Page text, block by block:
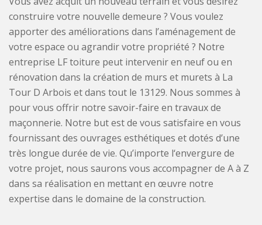
construire votre nouvelle demeure ? Vous voulez
apporter des améliorations dans l’aménagement de
votre espace ou agrandir votre propriété ? Notre
entreprise LF toiture peut intervenir en neuf ou en
rénovation dans la création de murs et murets à La
Tour D Arbois et dans tout le 13129. Nous sommes à
pour vous offrir notre savoir-faire en travaux de
maçonnerie. Notre but est de vous satisfaire en vous
fournissant des ouvrages esthétiques et dotés d’une
très longue durée de vie. Qu’importe l‘envergure de
votre projet, nous saurons vous accompagner de A à Z
dans sa réalisation en mettant en œuvre notre
expertise dans le domaine de la construction.